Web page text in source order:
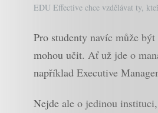
EDU Effective chce vzdělávat ty,
Pro studenty navíc může
mohou učit. Ať už jde o
například Executive
Nejde ale o jedinou